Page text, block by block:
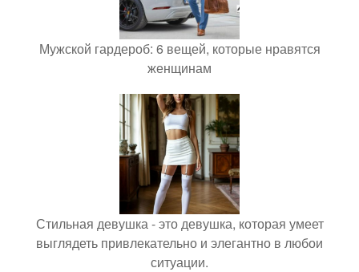
Мужской гардероб: 6 вещей, которые нравятся
женщинам
Стильная девушка - это девушка, которая умеет
выглядеть привлекательно и элегантно в любои
ситуации.